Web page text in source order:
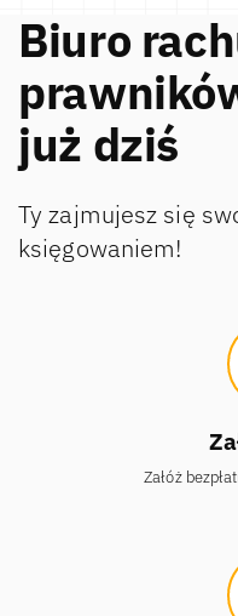
Biuro
już dziś
Ty zajmujesz się
księgowaniem!
Załóż